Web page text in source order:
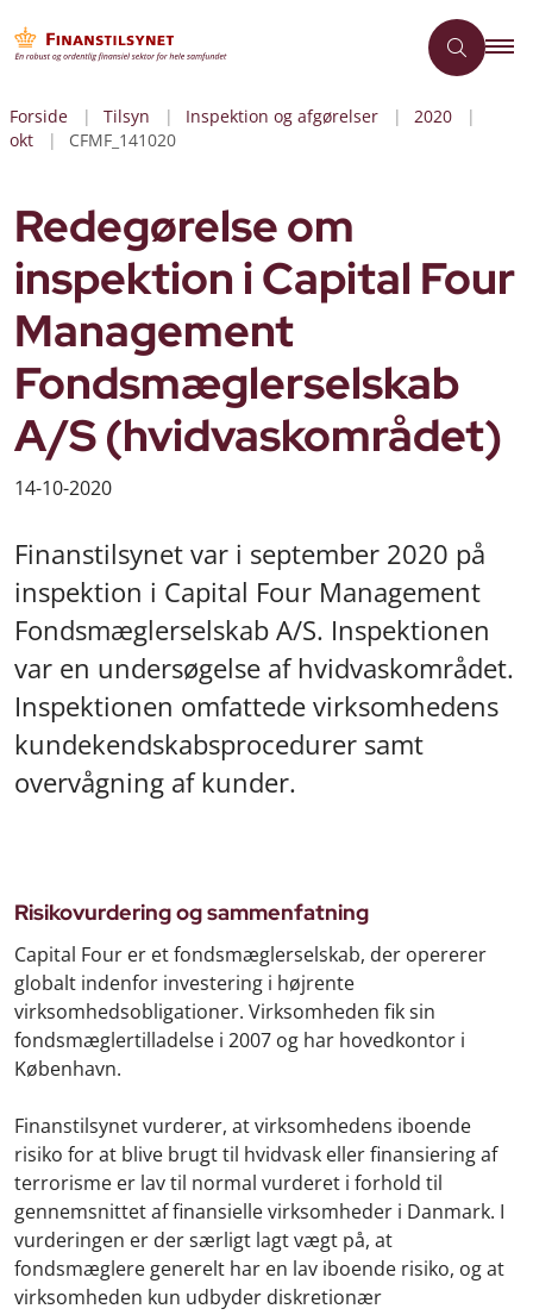
Forside Tilsyn Inspektion og afgørelser
2020
okt
CFMF_141020
Redegørelse om
inspektion i Capital Four
Management
Fondsmæglerselskab
A/S (hvidvaskområdet)
14-10-2020
Finanstilsynet var i september 2020 på
inspektion i Capital Four Management
Fondsmæglerselskab A/S. Inspektionen
var en undersøgelse af hvidvaskområdet.
Inspektionen omfattede virksomhedens
kundekendskabsprocedurer samt
overvågning af kunder.
Risikovurdering og sammenfatning
Capital Four er et fondsmæglerselskab, der opererer
globalt indenfor investering i højrente
virksomhedsobligationer. Virksomheden fik sin
fondsmæglertilladelse i 2007 og har hovedkontor i
København.
Finanstilsynet vurderer, at virksomhedens iboende
risiko for at blive brugt til hvidvask eller finansiering af
terrorisme er lav til normal vurderet i forhold til
gennemsnittet af finansielle virksomheder i Danmark. I
vurderingen er der særligt lagt vægt på, at
fondsmæglere generelt har en lav iboende risiko, og at
virksomheden kun udbyder diskretionær